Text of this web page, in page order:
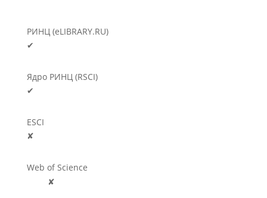
РИНЦ (eLIBRARY.RU)
✔
Ядро РИНЦ (RSCI)
✔
ESCI
✘
Web of Science
✘